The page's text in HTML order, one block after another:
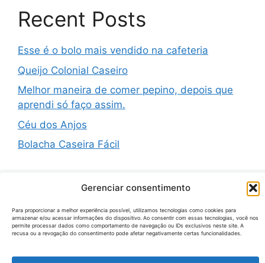
Gerenciar consentimento
Para proporcionar a melhor experiência possível, utilizamos tecnologias como cookies para
armazenar e/ou acessar informações do dispositivo. Ao consentir com essas tecnologias, você nos
permite processar dados como comportamento de navegação ou IDs exclusivos neste site. A
recusa ou a revogação do consentimento pode afetar negativamente certas funcionalidades.
Recent Posts
Esse é o bolo mais vendido na cafeteria
Queijo Colonial Caseiro
Melhor maneira de comer pepino, depois que
aprendi só faço assim.
Céu dos Anjos
Bolacha Caseira Fácil
Recent Comments